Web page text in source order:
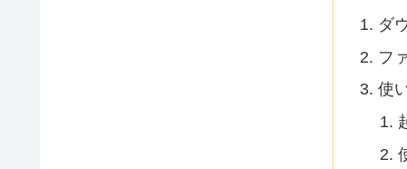
ダ
フ
使